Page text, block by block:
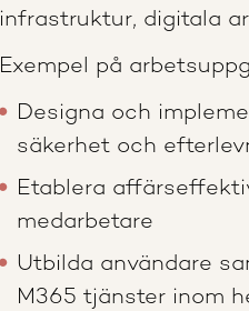
infrastruktur, digitala
Exempel på
Designa och
säkerhet och
Etablera
medarbetare
Utbilda användare
M365 tjänster inom